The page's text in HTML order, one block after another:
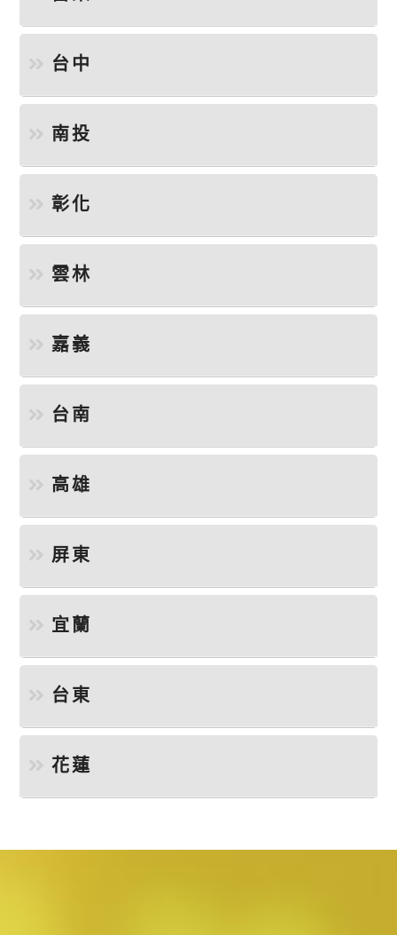
台中
南投
彰化
雲林
嘉義
台南
高雄
屏東
宜蘭
台東
花蓮